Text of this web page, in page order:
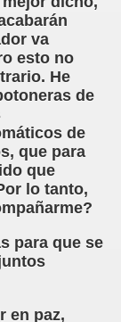
va
esto no
He
de
de
que para
que
lo tanto,
para que se
en paz,
Visual
Maheux)